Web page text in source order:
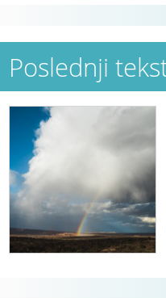
Poslednji